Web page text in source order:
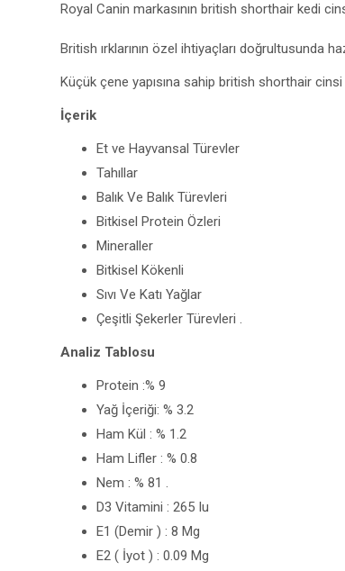
Royal Canin markasının british shorthair kedi
British ırklarının özel ihtiyaçları doğrultusunda
Küçük çene yapısına sahip british shorthair
İçerik
Et ve Hayvansal Türevler
Tahıllar
Balık Ve Balık Türevleri
Bitkisel Protein Özleri
Mineraller
Bitkisel Kökenli
Sıvı Ve Katı Yağlar
Çeşitli Şekerler Türevleri .
Analiz Tablosu
Protein :% 9
Yağ İçeriği: % 3.2
Ham Kül : % 1.2
Ham Lifler : % 0.8
Nem : % 81 .
D3 Vitamini : 265 Iu
E1 (Demir ) : 8 Mg
E2 ( İyot ) : 0.09 Mg